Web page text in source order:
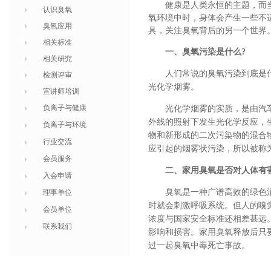
认识臭氧
臭氧应用
相关标准
相关研究
检测评审
宣讲师培训
负离子与健康
负离子与环境
行业交流
会员服务
入会申请
理事单位
会员单位
联系我们
健康是人类永恒的主题，而
氧环境中时，身体会产生一些不
具，关注臭氧背后的另一个世界
一、臭氧污染是什么?
人们常说的臭氧污染到底
光化学烟雾。
光化学烟雾的实质，是由汽
外线的照射下发生光化学反应，
物和新形成的二次污染物的混合
应引起的烟雾状污染，所以被称
二、家用臭氧是否对人体有
臭氧是一种广谱高效的绿色
时就会刺激呼吸系统。但人的嗅
浓度与国家安全标准还相差甚远
影响和损害。家用臭氧释放后只
过一起臭氧中毒死亡事故。